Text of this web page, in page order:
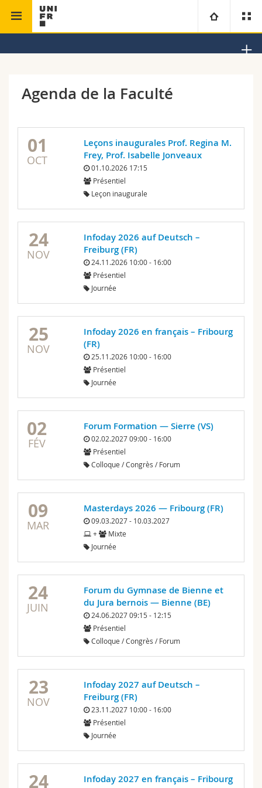
Recherche
Formation continue
Droit
Sciences économiques et sociales et management
Lettres et sciences humaines
Sciences de l'éducation et de la formation
Sciences et médecine
Interfacultaire
Futurs étudiants
Médias
Chercheurs
Doctorants
Ressources
Annuaire du personnel
Plan d'accès
Bibliothèques
Programme des cours
MyUnifr
Institut d'études dominicaines
Agenda de la Faculté
01
OCT
Leçons inaugurales Prof. Regina M.
Frey, Prof. Isabelle Jonveaux
01.10.2026 17:15
Présentiel
Leçon inaugurale
24
NOV
Infoday 2026 auf Deutsch –
Freiburg (FR)
24.11.2026 10:00 - 16:00
Présentiel
Journée
25
NOV
Infoday 2026 en français – Fribourg
(FR)
25.11.2026 10:00 - 16:00
Présentiel
Journée
02
FÉV
Forum Formation — Sierre (VS)
02.02.2027 09:00 - 16:00
Présentiel
Colloque / Congrès / Forum
09
MAR
Masterdays 2026 — Fribourg (FR)
09.03.2027 - 10.03.2027
+
Mixte
Journée
24
JUIN
Forum du Gymnase de Bienne et
du Jura bernois — Bienne (BE)
24.06.2027 09:15 - 12:15
Présentiel
Colloque / Congrès / Forum
23
NOV
Infoday 2027 auf Deutsch –
Freiburg (FR)
23.11.2027 10:00 - 16:00
Présentiel
Journée
24
Infoday 2027 en français – Fribourg